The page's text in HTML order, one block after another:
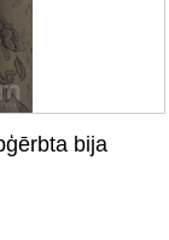
bija